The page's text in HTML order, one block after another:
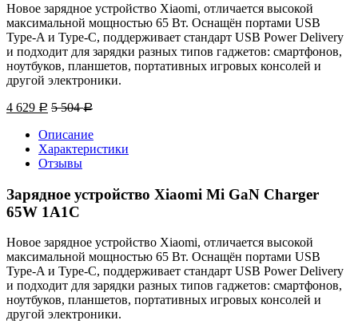
Новое зарядное устройство Xiaomi, отличается высокой
максимальной мощностью 65 Вт. Оснащён портами USB
Type-A и Type-C, поддерживает стандарт USB Power Delivery
и подходит для зарядки разных типов гаджетов: смартфонов,
ноутбуков, планшетов, портативных игровых консолей и
другой электроники.
4 629 Р 5 504Р
Описание
Характеристики
Отзывы
Зарядное устройство Xiaomi Mi GaN Charger
65W 1A1C
Новое зарядное устройство Xiaomi, отличается высокой
максимальной мощностью 65 Вт. Оснащён портами USB
Type-A и Type-C, поддерживает стандарт USB Power Delivery
и подходит для зарядки разных типов гаджетов: смартфонов,
ноутбуков, планшетов, портативных игровых консолей и
другой электроники.